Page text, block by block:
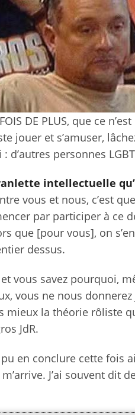
DE PLUS, que ce
jouer et s’amuser,
personnes
intellectuelle
vous et nous, c’est que
par participer à ce
que [pour vous], on
dessus.
vous savez pourquoi,
vous ne nous
mieux la théorie rôliste
JdR.
en conclure cette fois
J’ai souvent dit